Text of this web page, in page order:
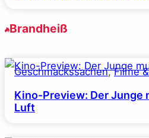
Brandheiß
Geschmackssachen, Filme
Kino-Preview: Der Junge
Luft